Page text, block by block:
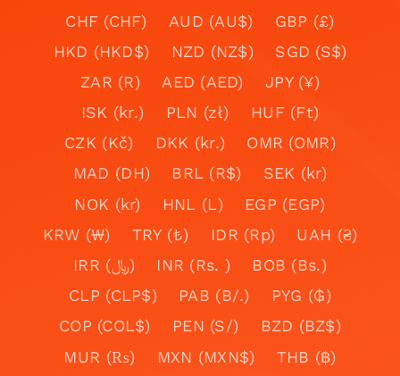
CHF (CHF)
AUD (AU$)
GBP (£)
HKD (HKD$)
NZD (NZ$)
SGD (S$)
ZAR (R)
AED (AED)
JPY (¥)
ISK (kr.)
PLN (zł)
HUF (Ft)
CZK (Kč)
DKK (kr.)
OMR (OMR)
MAD (DH)
BRL (R$)
SEK (kr)
NOK (kr)
HNL (L)
EGP (EGP)
KRW (₩)
TRY (₺) IDR (Rp)
UAH (₴)
IRR (﷼)
INR (Rs. )
BOB (Bs.)
CLP (CLP$)
PAB (B/.)
PYG (₲)
COP (COL$)
PEN (S/)
BZD (BZ$)
MUR (₨)
MXN (MXN$)
THB (฿)